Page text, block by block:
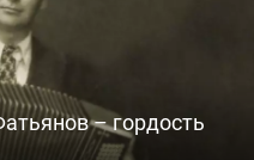
– гордость